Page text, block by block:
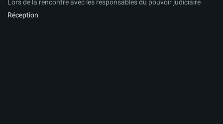
Lors de la rencontre avec les responsables du pouvoir judiciaire
Réception